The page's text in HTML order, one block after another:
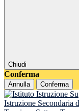
Chiudi
Conferma
Annulla Conferma
Istruzione Secondaria